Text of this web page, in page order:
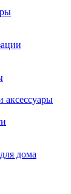
аксессуары
дома